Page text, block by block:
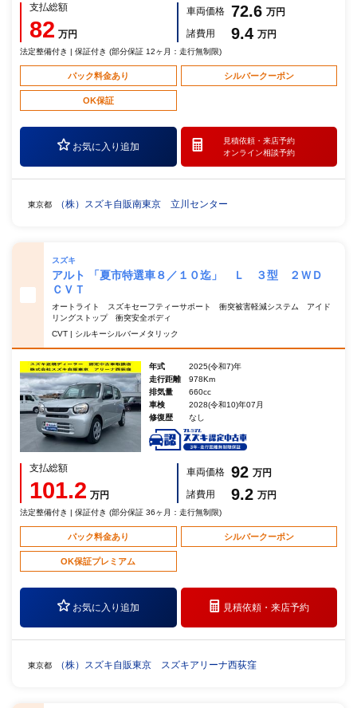
支払総額
82 万円
車両価格 72.6 万円
諸費用
9.4 万円
法定整備付き | 保証付き (部分保証 12ヶ月：走行無制限)
パック料金あり シルバークーポン
OK保証
お気に入り追加
見積依頼・ 来店予約
オンライン相談予約
東京都 （株）スズキ自販南東京 立川センター
スズキ
アルト 「夏市特選車８／１０迄」 Ｌ ３型 ２ＷＤ
ＣＶＴ
オートライト スズキセーフティーサポート 衝突被害軽減システム アイド
リングストップ 衝突安全ボディ
CVT | シルキーシルバーメタリック
年式
2025(令和7)年
走行距離
978Km
排気量
660cc
車検
2028(令和10)年07月
修復歴
なし
支払総額
101.2 万円
車両価格 92 万円
諸費用
9.2 万円
法定整備付き | 保証付き (部分保証 36ヶ月：走行無制限)
パック料金あり シルバークーポン
OK保証プレミアム
お気に入り追加 見積依頼・来店予約
東京都 （株）スズキ自販東京 スズキアリーナ西荻窪